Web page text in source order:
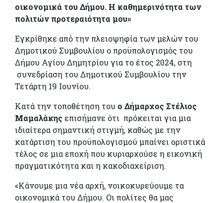
οικονομικά του Δήμου. Η καθημερινότητα των
πολιτών προτεραιότητα μου»
Εγκρίθηκε από την πλειοψηφία των μελών του
Δημοτικού Συμβουλίου ο προϋπολογισμός του
Δήμου Αγίου Δημητρίου για το έτος 2024, στη
συνεδρίαση του Δημοτικού Συμβουλίου την
Τετάρτη 19 Ιουνίου.
Κατά την τοποθέτηση του ο Δήμαρχος Στέλιος
Μαμαλάκης επισήμανε ότι πρόκειται για μια
ιδιαίτερα σημαντική στιγμή, καθώς με την
κατάρτιση του προϋπολογισμού μπαίνει οριστικά
τέλος σε μια εποχή που κυριαρχούσε η εικονική
πραγματικότητα και η κακοδιαχείριση.
«Κάνουμε μια νέα αρχή, νοικοκυρεύουμε τα
οικονομικά του Δήμου. Οι πολίτες θα μας